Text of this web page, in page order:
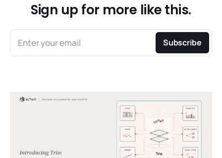
Sign up for more like this.
Enter your email Subscribe